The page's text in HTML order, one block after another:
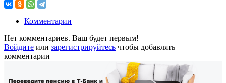
Комментарии
Нет комментариев. Ваш будет первым!
Войдите или зарегистрируйтесь чтобы добавлять
комментарии